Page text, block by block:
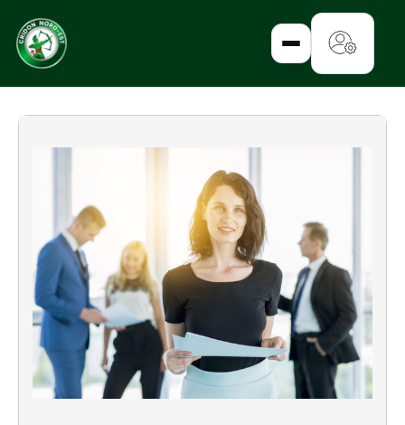
✕
ENTREPRISE
FAMILLE
IMMOBILIER
RURAL
URBANISME